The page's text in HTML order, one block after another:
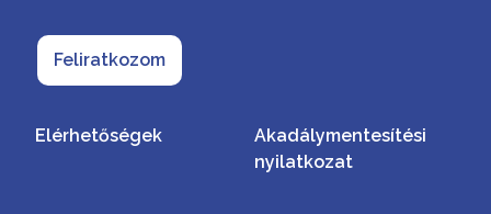
Feliratkozom
Elérhetőségek
Akadálymentesítési
nyilatkozat